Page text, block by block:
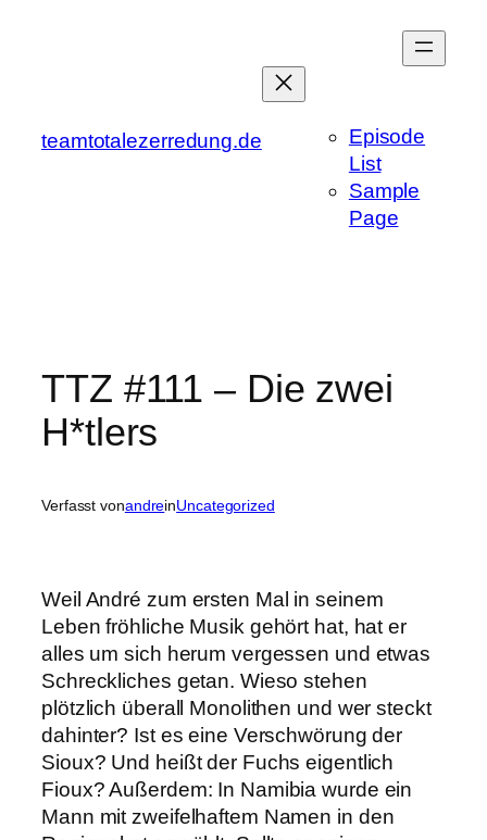
teamtotalezerredung.de
Episode
List
Sample
Page
TTZ #111 – Die zwei
H*tlers
Verfasst vonandreinUncategorized
Weil André zum ersten Mal in seinem
Leben fröhliche Musik gehört hat, hat er
alles um sich herum vergessen und etwas
Schreckliches getan. Wieso stehen
plötzlich überall Monolithen und wer steckt
dahinter? Ist es eine Verschwörung der
Sioux? Und heißt der Fuchs eigentlich
Fioux? Außerdem: In Namibia wurde ein
Mann mit zweifelhaftem Namen in den